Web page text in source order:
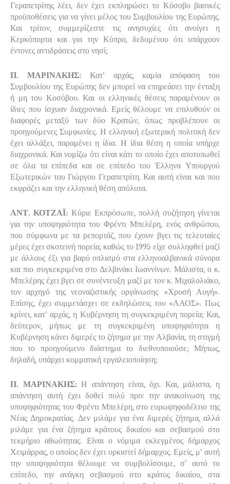
Γεραπετρίτης λέει, δεν έχει εκπληρώσει το Κόσοβο βασικές
προϋποθέσεις για να γίνει μέλος του Συμβουλίου της Ευρώπης.
Και τρίτον, συμμερίζεστε τις ανησυχίες ότι ανοίγει η
Κερκόπορτα και για την Κύπρο, δεδομένου ότι υπάρχουν
έντονες αντιδράσεις στο νησί;
Π. ΜΑΡΙΝΑΚΗΣ: Κατ’ αρχάς, καμία απόφαση του
Συμβουλίου της Ευρώπης δεν μπορεί να επηρεάσει την ένταξη
ή μη του Κοσόβου. Και οι ελληνικές θέσεις παραμένουν οι
ίδιες που ίσχυαν διαχρονικά. Εμείς θέλουμε να επιλυθούν οι
διαφορές μεταξύ των δύο Κρατών, όπως προβλέπουν οι
προηγούμενες Συμφωνίες. Η ελληνική εξωτερική πολιτική δεν
έχει αλλάξει, παραμένει η ίδια. Η ίδια θέση η οποία υπήρχε
διαχρονικά. Και νομίζω ότι είναι κάτι το οποίο έχει αποτυπωθεί
σε όλα τα επίπεδα και σε επίπεδο του Έλληνα Υπουργού
Εξωτερικών του Γιώργου Γεραπετρίτη. Και αυτή είναι και που
εκφράζει και την ελληνική θέση απόλυτα.
ΑΝΤ. ΚΟΤΖΑΪ: Κύριε Εκπρόσωπε, πολλή συζήτηση γίνεται
για την υποψηφιότητα του Φρέντι Μπελέρη, ενός ανθρώπου,
που σύμφωνα με τα ρεπορτάζ, που έχουν βγει τις τελευταίες
μέρες έχει σκοτεινή πορεία, καθώς το 1995 είχε συλληφθεί μαζί
με άλλους έξι για βαρύ οπλισμό στα ελληνοαλβανικά σύνορα
και πιο συγκεκριμένα στο Δελβινάκι Ιωαννίνων. Μάλιστα, ο κ.
Μπελέρης έχει βγει σε συνέντευξη μαζί με τον κ. Μιχαλολιάκο,
τον αρχηγό της νεοναζιστικής οργάνωσης «Χρυσή Αυγή».
Επίσης, έχει συμμετάσχει σε εκδηλώσεις του «ΛΑΟΣ». Πως
κρίνει, κατ’ αρχάς, η Κυβέρνηση τη συγκεκριμένη πορεία; Και,
δεύτερον, μήπως με τη συγκεκριμένη υποψηφιότητα η
Κυβέρνηση κάνει διμερές το ζήτημα με την Αλβανία, τη στιγμή
που το προηγούμενο διάστημα το διεθνοποιούσε; Μήπως,
δηλαδή, υπάρχει κομματική εργαλειοποίηση;
Π. ΜΑΡΙΝΑΚΗΣ:Η απάντηση είναι, όχι. Και, μάλιστα, η
απάντηση αυτή έχει δοθεί πολύ πριν την ανακοίνωση της
υποψηφιότητας του Φρέντι Μπελέρη, στο ευρωψηφοδέλτιο της
Νέας Δημοκρατίας. Δεν μιλάμε για ένα διμερές ζήτημα, αλλά
μιλάμε για ένα ζήτημα κράτους δικαίου και σεβασμού στο
τεκμήριο αθωότητας. Είναι ο νόμιμα εκλεγμένος δήμαρχος
Χειμάρρας, ο οποίος δεν έχει ορκιστεί δήμαρχος. Εμείς, μ’ αυτή
την υποψηφιότητα θέλουμε να συμβολίσουμε, σ’ αυτό το
επίπεδο, την ανάγκη σεβασμού στο κράτος δικαίου, στα